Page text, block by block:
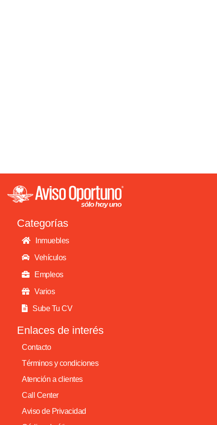
Categorías
Inmuebles
Vehículos
Empleos
Varios
Sube Tu CV
Enlaces de interés
Contacto
Términos y condiciones
Atención a clientes
Call Center
Aviso de Privacidad